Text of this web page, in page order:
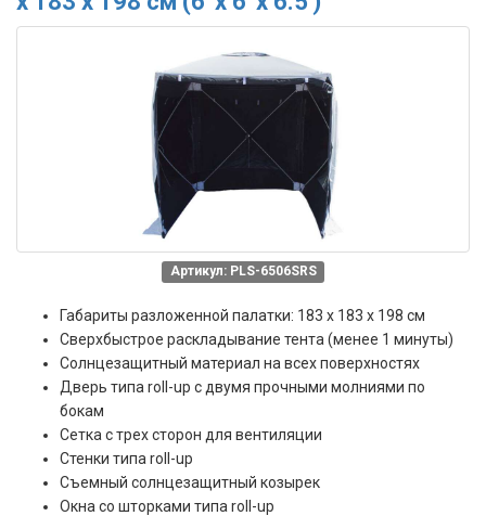
Артикул: PLS-6506SRS
Габариты разложенной палатки: 183 x 183 x 198 см
Сверхбыстрое раскладывание тента (менее 1 минуты)
Солнцезащитный материал на всех поверхностях
Дверь типа roll-up с двумя прочными молниями по
бокам
Сетка с трех сторон для вентиляции
Стенки типа roll-up
Съемный солнцезащитный козырек
Окна со шторками типа roll-up